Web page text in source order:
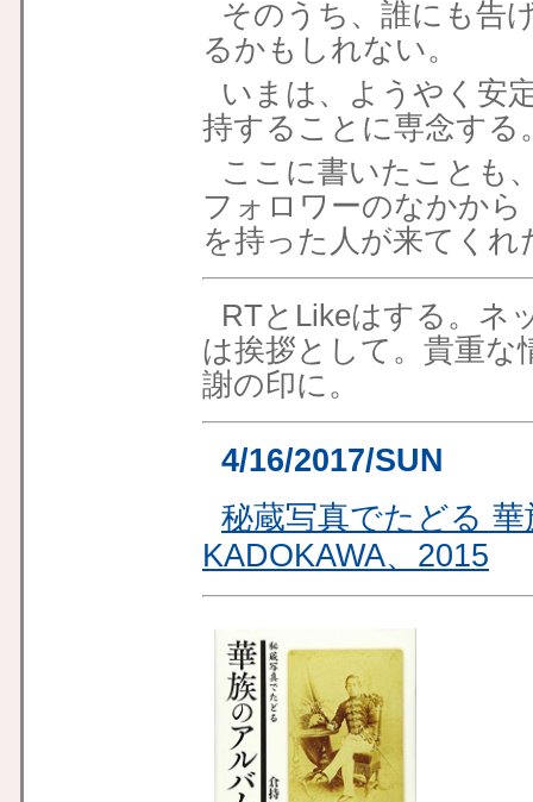
そのうち、誰にも告
るかもしれない。
いまは、ようやく安
持することに専念する
ここに書いたことも
フォロワーのなかから
を持った人が来てく
RTとLikeはする。ネ
は挨拶として。貴重な
謝の印に。
4/16/2017/SUN
秘蔵写真でたどる
KADOKAWA、2015